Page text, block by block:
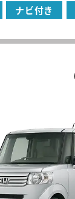
ナビ付き